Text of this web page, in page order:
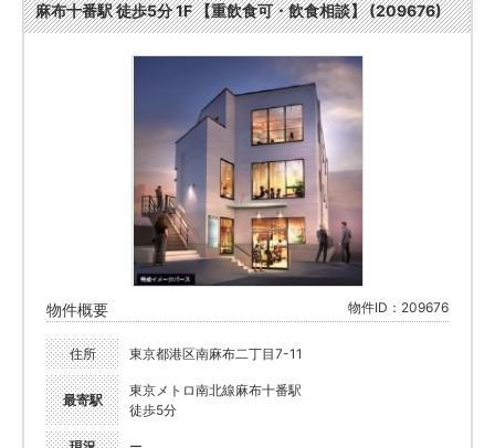
麻布十番駅 徒歩5分 1F 【重飲食可・飲食相談】 (209676)
物件概要 物件ID：209676
住所 東京都港区南麻布二丁目7-11
最寄駅
東京メトロ南北線麻布十番駅
徒歩5分